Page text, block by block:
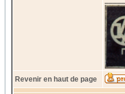
Revenir en haut de page